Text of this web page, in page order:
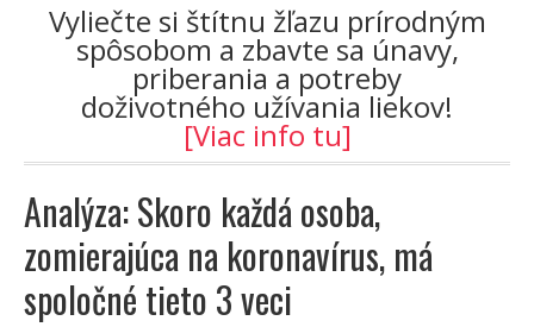
Vyliečte si štítnu žľazu prírodným
spôsobom a zbavte sa únavy,
priberania a potreby
doživotného užívania liekov!
[Viac info tu]
Analýza: Skoro každá osoba,
zomierajúca na koronavírus, má
spoločné tieto 3 veci